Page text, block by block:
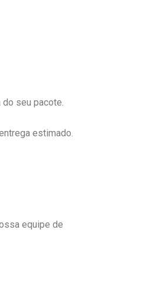
seu pacote.
estimado.
equipe de